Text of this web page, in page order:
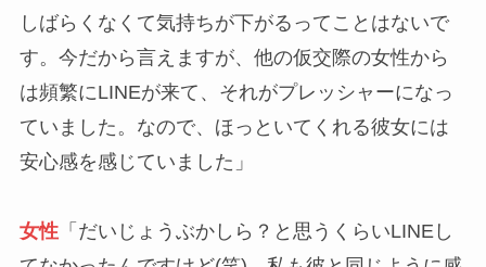
しばらくなくて気持ちが下がるってことはないで
す。今だから言えますが、他の仮交際の女性から
は頻繁にLINEが来て、それがプレッシャーになっ
ていました。なので、ほっといてくれる彼女には
安心感を感じていました」
女性「だいじょうぶかしら？と思うくらいLINEし